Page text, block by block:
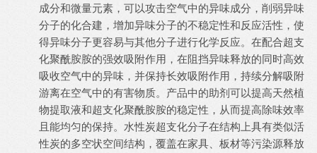
成分和微量元素，可以攻击空气中的异味成分，削弱异味
分子的化合建，增加异味分子的不稳定性和反应活性，使
得异味分子更容易与其他分子进行化学反应。在配合超支
化聚酰胺胺的强效吸附作用，在阻挡异味释放的同时高效
吸收空气中的异味，并保持长效吸附作用，持续分解吸附
游离在空气中的有害物质。产品中的助剂可以提高天然植
物提取液和超支化聚酰胺胺的稳定性，从而提高除味效率
且能均匀的保持。水性炭超支化分子在结构上具有类似活
性炭的多空状空间结构，覆盖在家具、板材等污染源释放